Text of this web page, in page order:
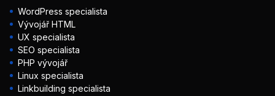
WordPress specialista
Vývojář HTML
UX specialista
SEO specialista
PHP vývojář
Linux specialista
Linkbuilding specialista